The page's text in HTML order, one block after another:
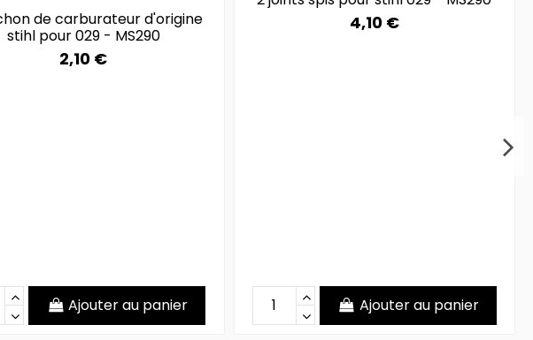
de carburateur d'origine
stihl pour 029 - MS290
2,10 €
Ajouter au panier
4,10 €
Ajouter au panier